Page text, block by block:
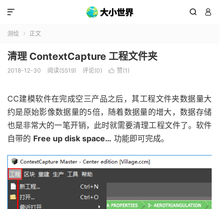
 

测绘  正文
清理 ContextCapture 工程文件夹
2018-12-30 阅读(5519) 评论(0)  赞(1 )
CC建模软件在完成空三产品之后，其工程文件夹数据量大
约是原始影像数据量的5倍，随着数据量的增大，数据存储
也是非常大的一笔开销，此时就需要清理工程文件了。软件
自带的 Free up disk space… 功能即可完成。